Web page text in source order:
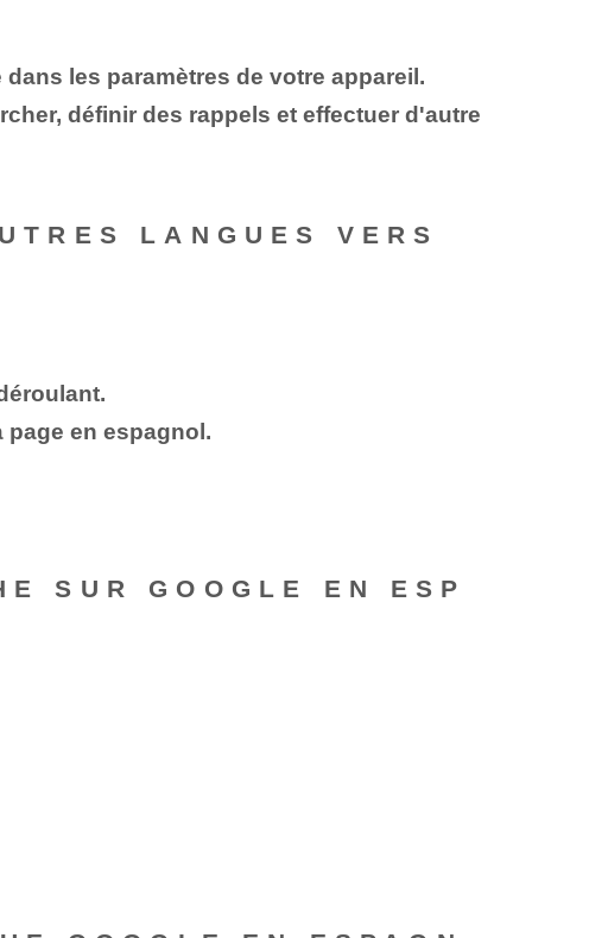
les paramètres de votre appareil.
définir des rappels et effectuer d'autre
LANGUES VERS
en espagnol.
SUR GOOGLE EN ESP